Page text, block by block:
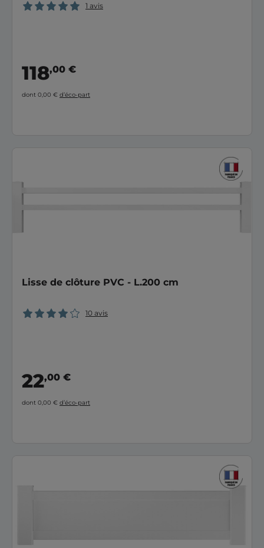
1 avis
118,00 €
dont 0,00 € d’éco-part
Lisse de clôture PVC - L.200 cm
10 avis
22,00 €
dont 0,00 € d’éco-part